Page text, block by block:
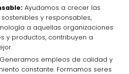
Ayudamos a crecer las
y responsables,
a aquellas organizaciones
y productos, contribuyen a
empleos de calidad y
constante. Formamos seres